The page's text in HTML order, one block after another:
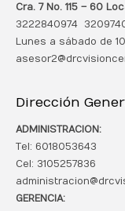
Cra. 7 No. 115 – 60
3222840974
Lunes a sábado de
Dirección
ADMINISTRACION:
Tel: 6018053643
Cel: 3105257836
GERENCIA: